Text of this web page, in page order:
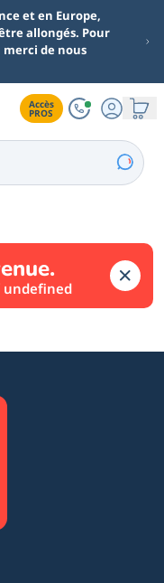
et en Europe,
allongés. Pour
de nous
Accès
PROS
undefined